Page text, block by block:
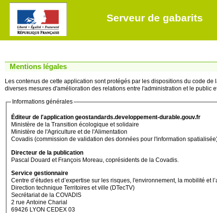
Serveur de gabarits
Mentions légales
Les contenus de cette application sont protégés par les dispositions du code
diverses mesures d'amélioration des relations entre l'administration et le public
Informations générales
Éditeur de l'application geostandards.developpement-durable.gouv.fr
Ministère de la Transition écologique et solidaire
Ministère de l'Agriculture et de l'Alimentation
Covadis (commission de validation des données pour l'information
Directeur de la publication
Pascal Douard et François Moreau, coprésidents de la Covadis.
Service gestionnaire
Centre d’études et d’expertise sur les risques, l'environnement, la mobilité et
Direction technique Territoires et ville (DTecTV)
Secrétariat de la COVADIS
2 rue Antoine Charial
69426 LYON CEDEX 03